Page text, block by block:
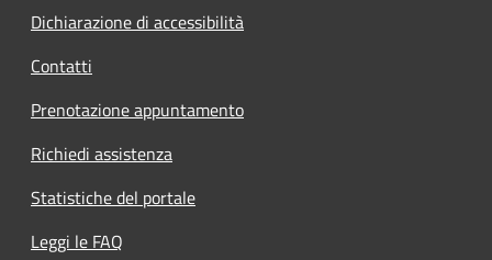
Dichiarazione di accessibilità
Contatti
Prenotazione appuntamento
Richiedi assistenza
Statistiche del portale
Leggi le FAQ